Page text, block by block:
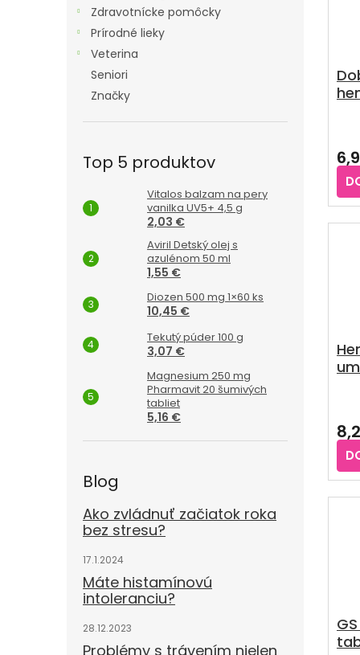
Zdravotnícke pomôcky
Prírodné lieky
Veterina
Seniori
Značky
Top 5 produktov
Vitalos balzam na pery
vanilka UV5+ 4,5 g
2,03 €
Aviril Detský olej s
azulénom 50 ml
1,55 €
Diozen 500 mg 1×60 ks
10,45 €
Tekutý púder 100 g
3,07 €
Magnesium 250 mg
Pharmavit 20 šumivých
tabliet
5,16 €
Blog
Ako zvládnuť začiatok roka
bez stresu?
17.1.2024
Máte histamínovú
intoleranciu?
28.12.2023
Problémy s trávením nielen
je
3,2
z
5
4,0
z
5